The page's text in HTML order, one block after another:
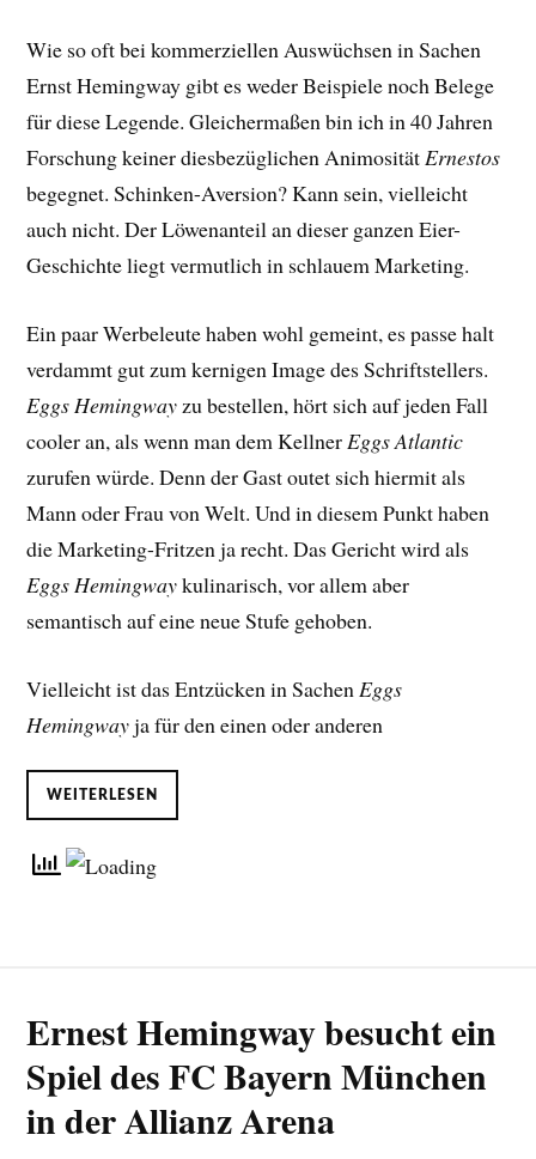
Wie so oft bei kommerziellen Auswüchsen in Sachen
Ernst Hemingway gibt es weder Beispiele noch Belege
für diese Legende. Gleichermaßen bin ich in 40 Jahren
Forschung keiner diesbezüglichen AnimositätErnestos
begegnet. Schinken-Aversion? Kann sein, vielleicht
auch nicht. Der Löwenanteil an dieser ganzen Eier-
Geschichte liegt vermutlich in schlauem Marketing.
Ein paar Werbeleute haben wohl gemeint, es passe halt
verdammt gut zum kernigen Image des Schriftstellers.
Eggs Hemingwayzu bestellen, hört sich auf jeden Fall
cooler an, als wenn man dem KellnerEggs Atlantic
zurufen würde. Denn der Gast outet sich hiermit als
Mann oder Frau von Welt. Und in diesem Punkt haben
die Marketing-Fritzen ja recht. Das Gericht wird als
Eggs Hemingwaykulinarisch, vor allem aber
semantisch auf eine neue Stufe gehoben.
Vielleicht ist das Entzücken in Sachen Eggs
Hemingwayja für den einen oder anderen
WEITERLESEN
Ernest Hemingway besucht ein
Spiel des FC Bayern München
in der Allianz Arena